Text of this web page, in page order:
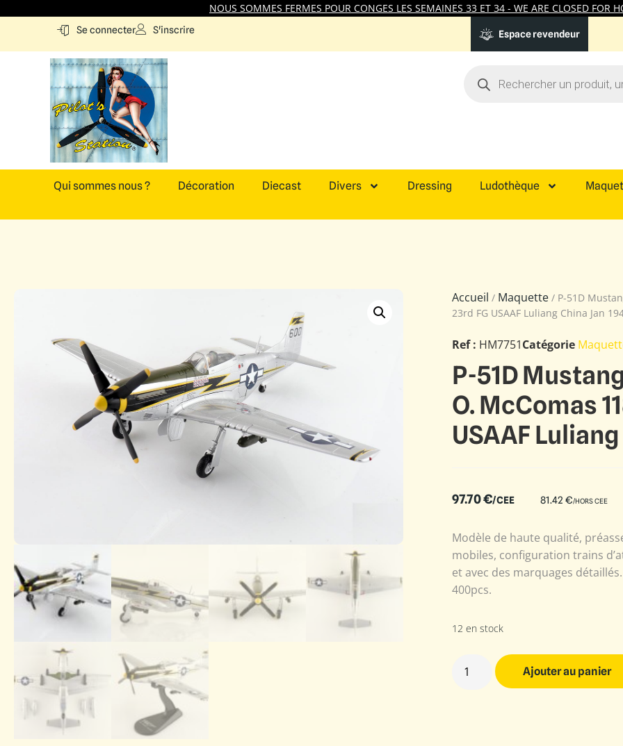
NOUS SOMMES FERMES POUR CONGES LES SEMAINES 33 ET 34 - WE ARE CLOSED FOR
Se connecter S'inscrire Espace revendeur
Qui sommes nous ? Décoration Diecast Divers Dressing Ludothèque
Accueil / Maquette / P-51D
23rd FG USAAF Luliang China Jan
Ref : HM7751Catégorie
P-51D
O. McComas
USAAF
97.70€/CEE 81.42 €/HORS CEE
Modèle de haute qualité,
mobiles, configuration trains
et avec des marquages
400pcs.
12 en stock
Ajouter au panier